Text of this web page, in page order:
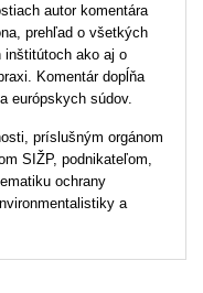
autor komentára
prehľad o všetkých
inštitútoch ako aj o
Komentár dopĺňa
európskych súdov.
príslušným orgánom
SIŽP, podnikateľom,
ochrany
a